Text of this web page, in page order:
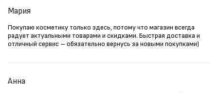
Мария
Покупаю косметику только здесь, потому что магазин всегда
радует актуальными товарами и скидками. Быстрая доставка и
отличный сервис – обязательно вернусь за новыми покупками)
Анна